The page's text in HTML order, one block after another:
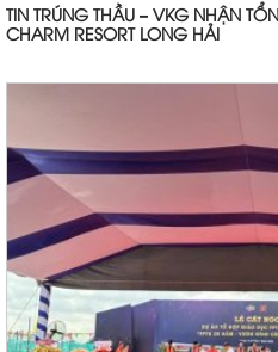
TIN TRÚNG THẦU – VKG NHẬN
CHARM RESORT LONG HẢI